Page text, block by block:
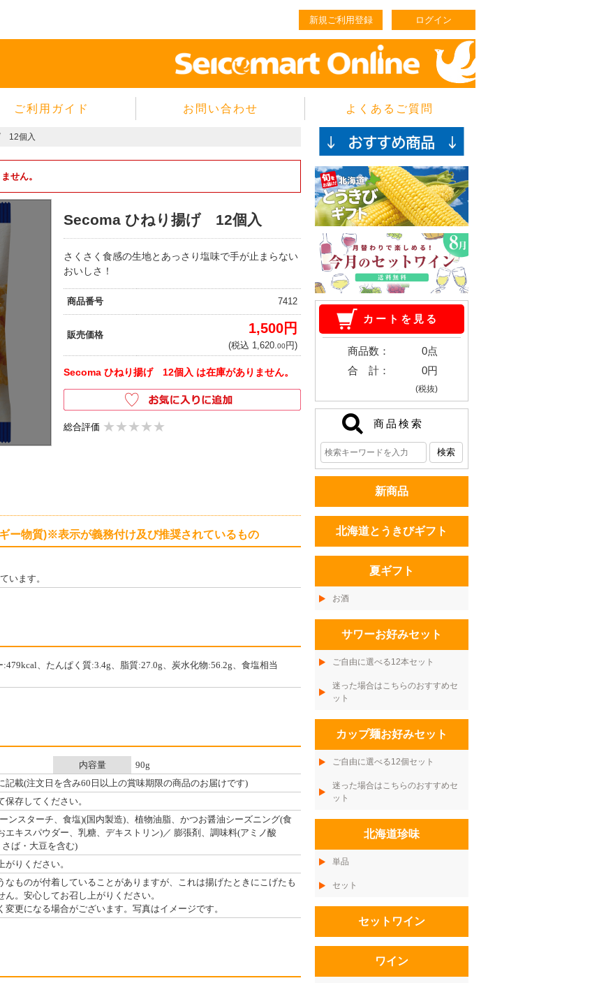
新規ご利用登録 ログイン
ご利用ガイド
トについて
のご利用規約
ご注文方法
の確認・キャンセル
取引法に基づく表示
るご質問
お問い合わせ よくあるご質問
12個入
せん。
Secoma ひねり揚げ 12個入
さくさく食感の生地とあっさり塩味で手が止まらない
おいしさ！
商品番号 7412
販売価格 1,500円
(税込 1,620.00円)
Secoma ひねり揚げ 12個入 は在庫がありません。
総合評価 ★★★★★
★★★★★
ー物質)※表示が義務付け及び推奨されているもの
います。
、たんぱく質:3.4g、脂質:27.0g、炭水化物:56.2g、食塩相当
内容量
90g
記載(注文日を含み60日以上の賞味期限の商品のお届けです)
存してください。
ンスターチ、食塩)(国内製造)、植物油脂、かつお醤油シーズニング(食
エキスパウダー、乳糖、デキストリン)／ 膨張剤、調味料(アミノ酸
ば・大豆を含む)
りください。
ものが付着していることがありますが、これは揚げたときにこげたも
。安心してお召し上がりください。
更になる場合がございます。写真はイメージです。
カートを見る
商品数：
0点
合 計：
0円
(税抜)
商品検索
新商品
北海道とうきびギフト
夏ギフト
お酒
サワーお好みセット
ご自由に選べる12本セット
迷った場合はこちらのおすすめセ
ット
カップ麺お好みセット
ご自由に選べる12個セット
迷った場合はこちらのおすすめセ
ット
北海道珍味
単品
セット
セットワイン
ワイン